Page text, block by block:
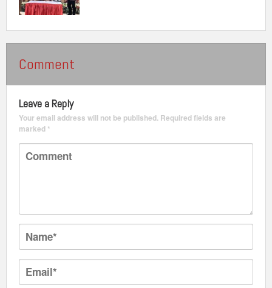
Comment
Leave a Reply
Your email address will not be published. Required fields are
marked*